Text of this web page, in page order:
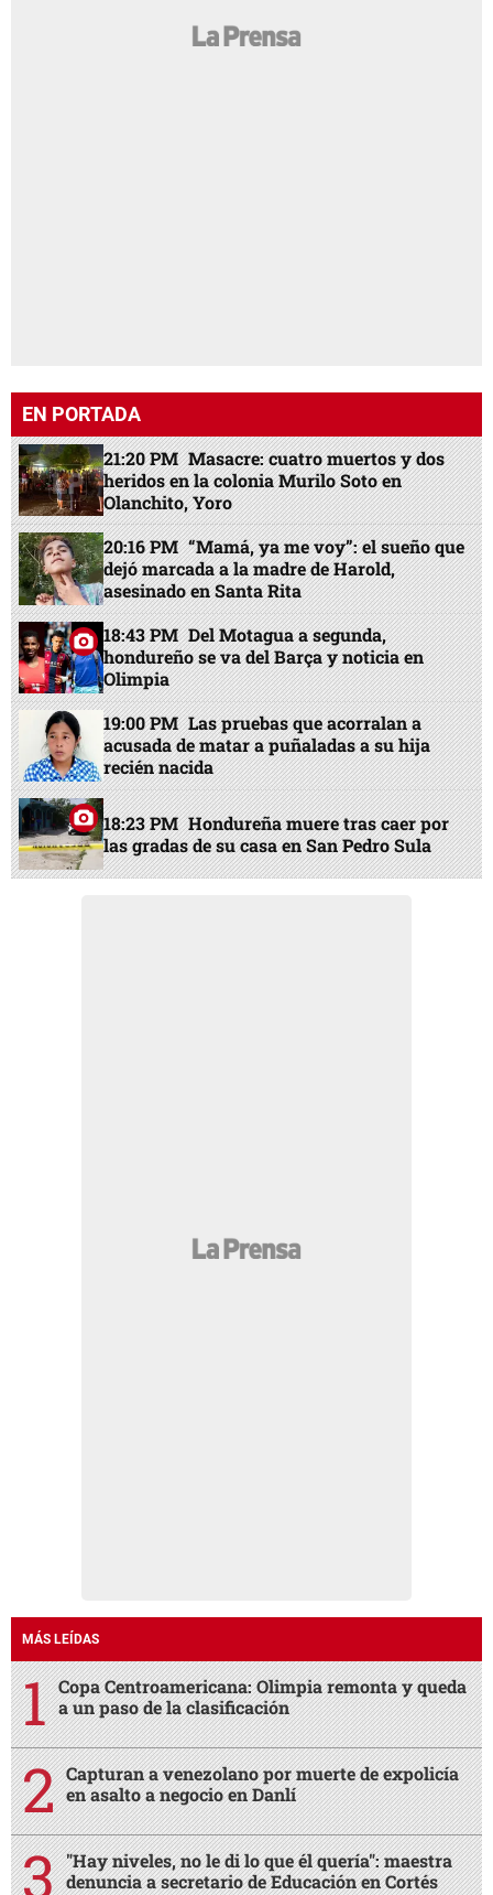
EN PORTADA
21:20 PM Masacre: cuatro muertos y dos
heridos en la colonia Murilo Soto en
Olanchito, Yoro
20:16 PM “Mamá, ya me voy”: el sueño que
dejó marcada a la madre de Harold,
asesinado en Santa Rita
18:43 PM Del Motagua a segunda,
hondureño se va del Barça y noticia en
Olimpia
19:00 PM Las pruebas que acorralan a
acusada de matar a puñaladas a su hija
recién nacida
18:23 PM Hondureña muere tras caer por
las gradas de su casa en San Pedro Sula
MÁS LEÍDAS
Copa Centroamericana: Olimpia remonta y queda
a un paso de la clasificación
Capturan a venezolano por muerte de expolicía
en asalto a negocio en Danlí
"Hay niveles, no le di lo que él quería": maestra
denuncia a secretario de Educación en Cortés